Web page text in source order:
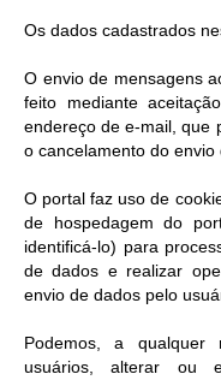
Os dados cadastrados
O envio de mensagens
feito mediante
endereço de e-mail, que
o cancelamento do envio
O portal faz uso de
de hospedagem do
identificá-lo) para
de dados e realizar
envio de dados pelo
Podemos, a
usuários, alterar ou